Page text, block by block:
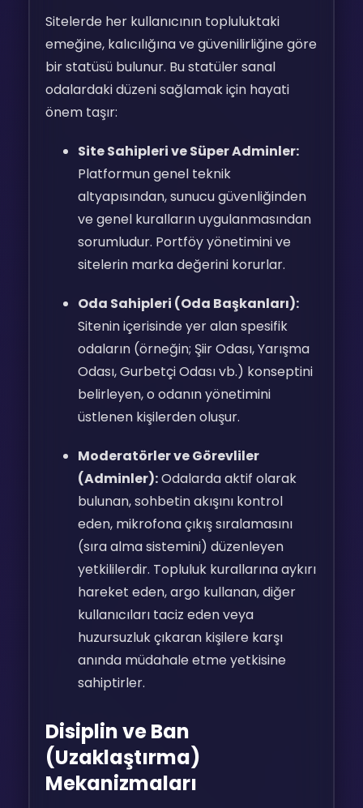
Sitelerde her kullanıcının topluluktaki
emeğine, kalıcılığına ve güvenilirliğine göre
bir statüsü bulunur. Bu statüler sanal
odalardaki düzeni sağlamak için hayati
önem taşır:
Site Sahipleri ve Süper Adminler:
Platformun genel teknik
altyapısından, sunucu güvenliğinden
ve genel kuralların uygulanmasından
sorumludur. Portföy yönetimini ve
sitelerin marka değerini korurlar.
Oda Sahipleri (Oda Başkanları):
Sitenin içerisinde yer alan spesifik
odaların (örneğin; Şiir Odası, Yarışma
Odası, Gurbetçi Odası vb.) konseptini
belirleyen, o odanın yönetimini
üstlenen kişilerden oluşur.
Moderatörler ve Görevliler
(Adminler):Odalarda aktif olarak
bulunan, sohbetin akışını kontrol
eden, mikrofona çıkış sıralamasını
(sıra alma sistemini) düzenleyen
yetkililerdir. Topluluk kurallarına aykırı
hareket eden, argo kullanan, diğer
kullanıcıları taciz eden veya
huzursuzluk çıkaran kişilere karşı
anında müdahale etme yetkisine
sahiptirler.
Disiplin ve Ban
(Uzaklaştırma)
Mekanizmaları